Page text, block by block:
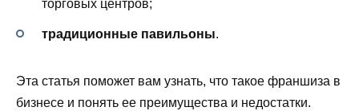
торговых центров;
традиционные павильоны.
Эта статья поможет вам узнать, что такое франшиза в
бизнесе и понять ее преимущества и недостатки.